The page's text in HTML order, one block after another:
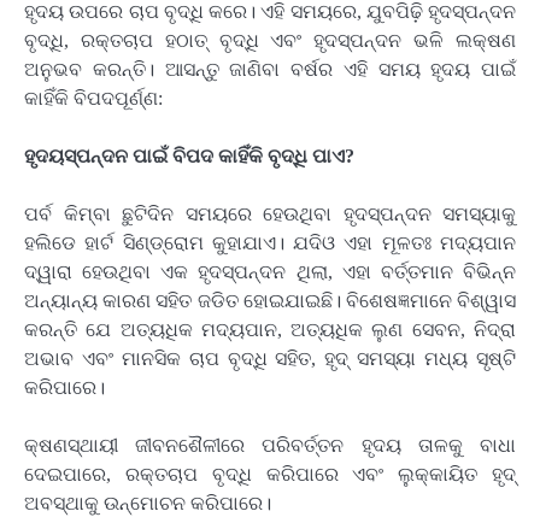
ହୃଦୟ ଉପରେ ଚାପ ବୃଦ୍ଧି କରେ। ଏହି ସମୟରେ, ଯୁବପିଢ଼ି ହୃଦସ୍ପନ୍ଦନ
ବୃଦ୍ଧି, ରକ୍ତଚାପ ହଠାତ୍ ବୃଦ୍ଧି ଏବଂ ହୃଦସ୍ପନ୍ଦନ ଭଳି ଲକ୍ଷଣ
ଅନୁଭବ କରନ୍ତି। ଆସନ୍ତୁ ଜାଣିବା ବର୍ଷର ଏହି ସମୟ ହୃଦୟ ପାଇଁ
କାହିଁକି ବିପଦପୂର୍ଣ୍ଣ:
ହୃଦୟସ୍ପନ୍ଦନ ପାଇଁ ବିପଦ କାହିଁକି ବୃଦ୍ଧି ପାଏ?
ପର୍ବ କିମ୍ବା ଛୁଟିଦିନ ସମୟରେ ହେଉଥିବା ହୃଦସ୍ପନ୍ଦନ ସମସ୍ୟାକୁ
ହଲିଡେ ହାର୍ଟ ସିଣ୍ଡ୍ରୋମ କୁହାଯାଏ। ଯଦିଓ ଏହା ମୂଳତଃ ମଦ୍ୟପାନ
ଦ୍ୱାରା ହେଉଥିବା ଏକ ହୃଦସ୍ପନ୍ଦନ ଥିଲା, ଏହା ବର୍ତ୍ତମାନ ବିଭିନ୍ନ
ଅନ୍ୟାନ୍ୟ କାରଣ ସହିତ ଜଡିତ ହୋଇଯାଇଛି। ବିଶେଷଜ୍ଞମାନେ ବିଶ୍ୱାସ
କରନ୍ତି ଯେ ଅତ୍ୟଧିକ ମଦ୍ୟପାନ, ଅତ୍ୟଧିକ ଲୁଣ ସେବନ, ନିଦ୍ରା
ଅଭାବ ଏବଂ ମାନସିକ ଚାପ ବୃଦ୍ଧି ସହିତ, ହୃଦ୍ ସମସ୍ୟା ମଧ୍ୟ ସୃଷ୍ଟି
କରିପାରେ।
କ୍ଷଣସ୍ଥାୟୀ ଜୀବନଶୈଳୀରେ ପରିବର୍ତ୍ତନ ହୃଦୟ ତାଳକୁ ବାଧା
ଦେଇପାରେ, ରକ୍ତଚାପ ବୃଦ୍ଧି କରିପାରେ ଏବଂ ଲୁକ୍କାୟିତ ହୃଦ୍
ଅବସ୍ଥାକୁ ଉନ୍ମୋଚନ କରିପାରେ।